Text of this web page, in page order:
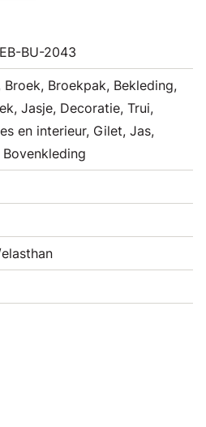
BU-2043
Broek, Broekpak, Bekleding,
Jasje, Decoratie, Trui,
en interieur, Gilet, Jas,